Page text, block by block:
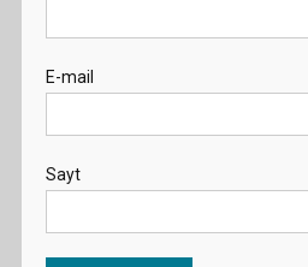
E-mail
Sayt